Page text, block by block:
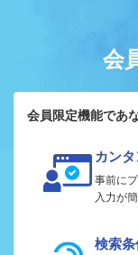
会
会員限定機能であ
カン
事前に
入力が
検索